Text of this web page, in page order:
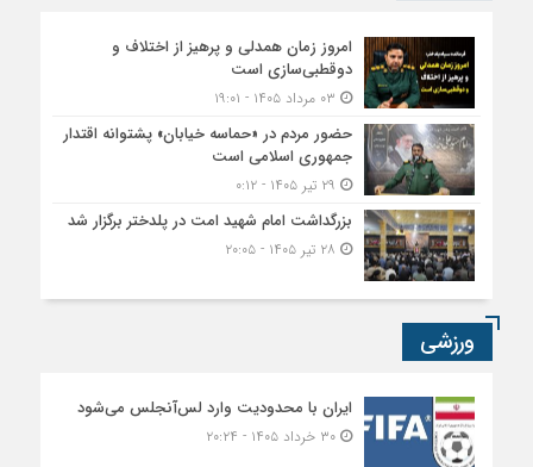
امروز زمان همدلی و پرهیز از اختلاف و
دوقطبی‌سازی است
حضور مردم در «حماسه خیابان» پشتوانه اقتدار
جمهوری اسلامی است
بزرگداشت امام شهید امت در پلدختر برگزار شد
ورزشی
ایران با محدودیت وارد لس‌آنجلس می‌شود
۳۰ خرداد ۱۴۰۵ - ۲۰:۲۴